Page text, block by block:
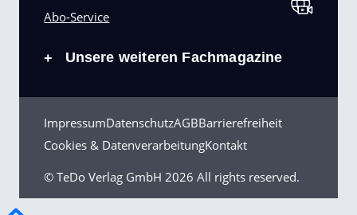
Abo-Service
+ Unsere weiteren Fachmagazine
ImpressumDatenschutzAGBBarrierefreiheit
Cookies & DatenverarbeitungKontakt
© TeDo Verlag GmbH 2026 All rights reserved.